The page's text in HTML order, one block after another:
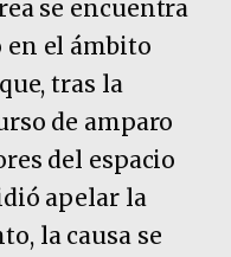
se encuentra
en el ámbito
tras la
de amparo
del espacio
apelar la
la causa se